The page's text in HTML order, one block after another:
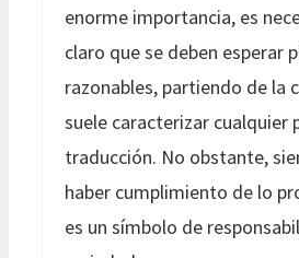
enorme importancia, es
claro que se deben esperar
razonables, partiendo de la
suele caracterizar cualquier
traducción. No obstante,
haber cumplimiento de lo
es un símbolo de